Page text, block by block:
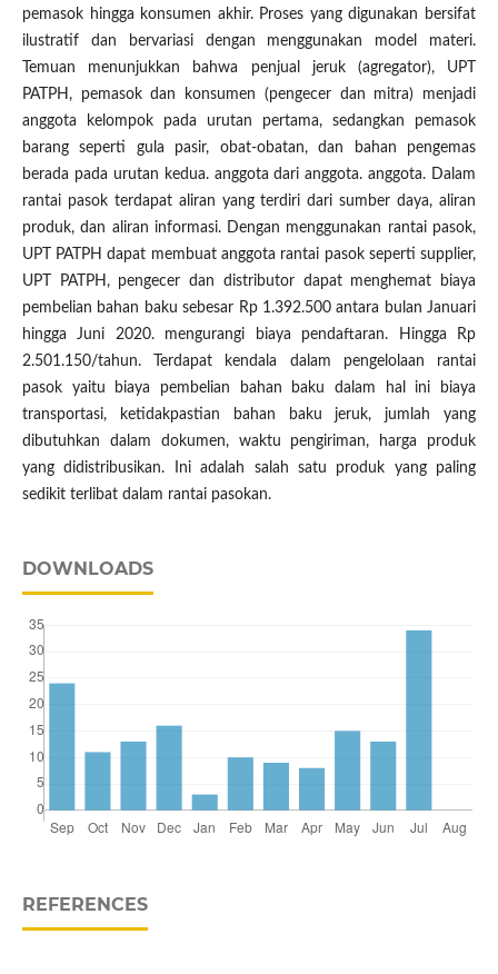
pemasok hingga konsumen akhir. Proses yang digunakan bersifat
ilustratif dan bervariasi dengan menggunakan model materi.
Temuan menunjukkan bahwa penjual jeruk (agregator), UPT
PATPH, pemasok dan konsumen (pengecer dan mitra) menjadi
anggota kelompok pada urutan pertama, sedangkan pemasok
barang seperti gula pasir, obat-obatan, dan bahan pengemas
berada pada urutan kedua. anggota dari anggota. anggota. Dalam
rantai pasok terdapat aliran yang terdiri dari sumber daya, aliran
produk, dan aliran informasi. Dengan menggunakan rantai pasok,
UPT PATPH dapat membuat anggota rantai pasok seperti supplier,
UPT PATPH, pengecer dan distributor dapat menghemat biaya
pembelian bahan baku sebesar Rp 1.392.500 antara bulan Januari
hingga Juni 2020. mengurangi biaya pendaftaran. Hingga Rp
2.501.150/tahun. Terdapat kendala dalam pengelolaan rantai
pasok yaitu biaya pembelian bahan baku dalam hal ini biaya
transportasi, ketidakpastian bahan baku jeruk, jumlah yang
dibutuhkan dalam dokumen, waktu pengiriman, harga produk
yang didistribusikan. Ini adalah salah satu produk yang paling
sedikit terlibat dalam rantai pasokan.
DOWNLOADS
REFERENCES